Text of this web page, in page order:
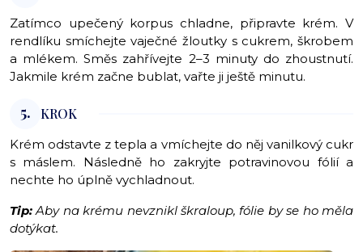
Zatímco upečený korpus chladne, připravte krém. V
rendlíku smíchejte vaječné žloutky s cukrem, škrobem
a mlékem. Směs zahřívejte 2–3 minuty do zhoustnutí.
Jakmile krém začne bublat, vařte ji ještě minutu.
5. KROK
Krém odstavte z tepla a vmíchejte do něj vanilkový cukr
s máslem. Následně ho zakryjte potravinovou fólií a
nechte ho úplně vychladnout.
Tip:Aby na krému nevznikl škraloup, fólie by se ho měla
dotýkat.